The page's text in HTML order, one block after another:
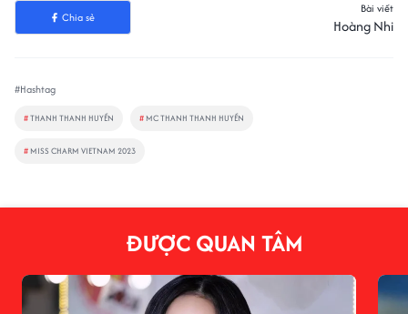
Chia sẻ
Bài viết
Hoàng Nhi
#Hashtag
#THANH THANH HUYỀN # MC THANH THANH HUYỀN
# MISS CHARM VIETNAM 2023
ĐƯỢC QUAN TÂM